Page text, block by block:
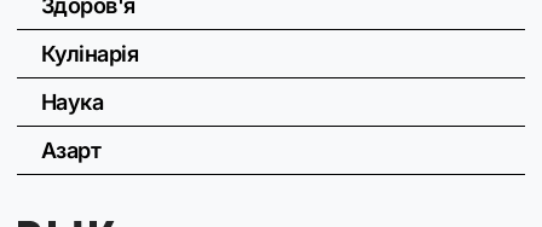
Кулінарія
Наука
Азарт